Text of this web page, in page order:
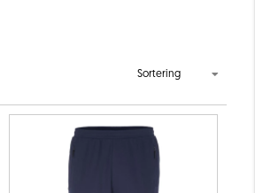
Sortering